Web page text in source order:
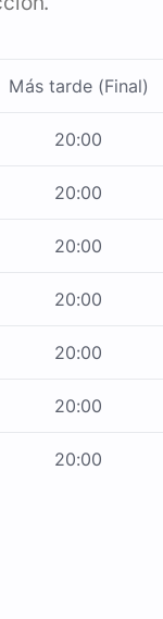
Más tarde (Final)
20:00
20:00
20:00
20:00
20:00
20:00
20:00